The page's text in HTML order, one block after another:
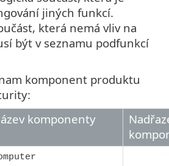
jiných funkcí.
která nemá vliv na
být v seznamu podfunkcí
komponent produktu
komponenty